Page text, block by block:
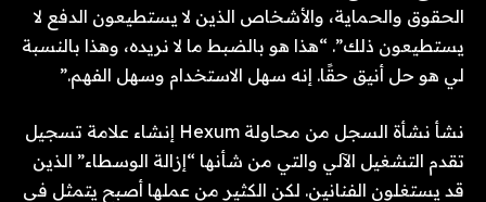
الحقوق والحماية، والأشخاص الذين لا يستطيعون الدفع لا
يستطيعون ذلك”. “هذا هو بالضبط ما لا نريده، وهذا بالنسبة
لي هو حل أنيق حقًا. إنه سهل الاستخدام وسهل الفهم.”
نشأ نشأة السجل من محاولة Hexum إنشاء علامة تسجيل
تقدم التشغيل الآلي والتي من شأنها “إزالة الوسطاء” الذين
قد يستغلون الفنانين. لكن الكثير من عملها أصبح يتمثل في